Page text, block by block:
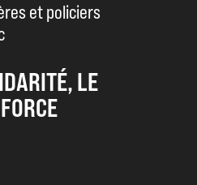
et policiers
LE